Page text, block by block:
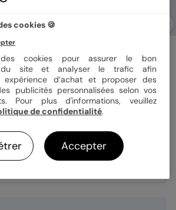
Sticker 3.8 cm
cookies 🍪
cookies pour assurer le bon
du site et analyser le trafic afin
expérience d’achat et proposer des
publicités personnalisées selon vos
Pour plus d'informations, veuillez
de confidentialité.
Accepter